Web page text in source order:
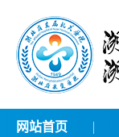
网站首页